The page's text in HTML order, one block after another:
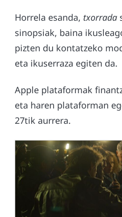
Horrela esanda, txorrada
sinopsiak, baina
pizten du kontatzeko
eta ikuserraza egiten da.
Apple plataformak
eta haren plataforman
27tik aurrera.